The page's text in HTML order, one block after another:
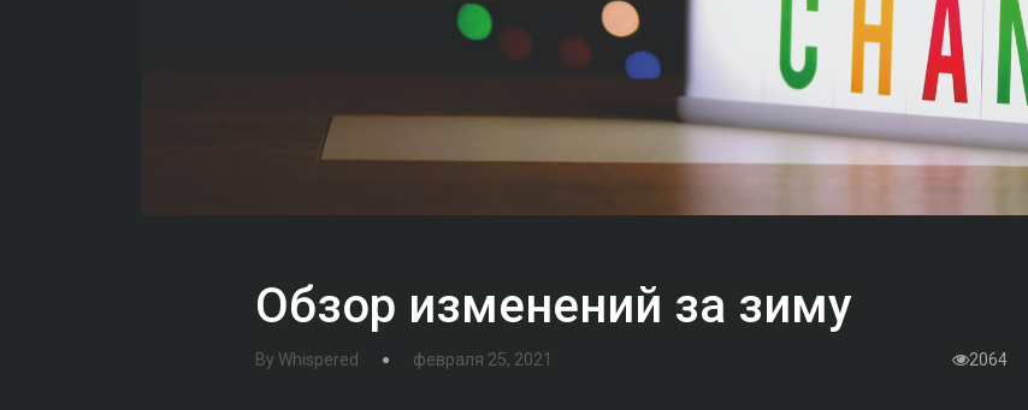
Обзор изменений за зиму
By Whispered февраля 25, 2021 2064